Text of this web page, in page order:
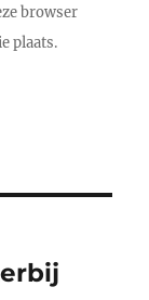
browser
plaats.